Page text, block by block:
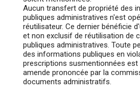
Aucun transfert de propriété des
publiques administratives n'est
réutilisateur. Ce dernier bénéficie
et non exclusif de réutilisation de
publiques administratives. Toute
des informations publiques en
prescriptions susmentionnées est
amende prononcée par la
documents administratifs.